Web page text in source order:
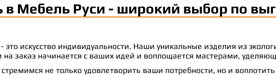
в Мебель Руси - широкий выбор по
искусство индивидуальности. Наши уникальные изделия из
на заказ начинается с ваших идей и воплощается мастерами,
не только удовлетворить ваши потребности, но и